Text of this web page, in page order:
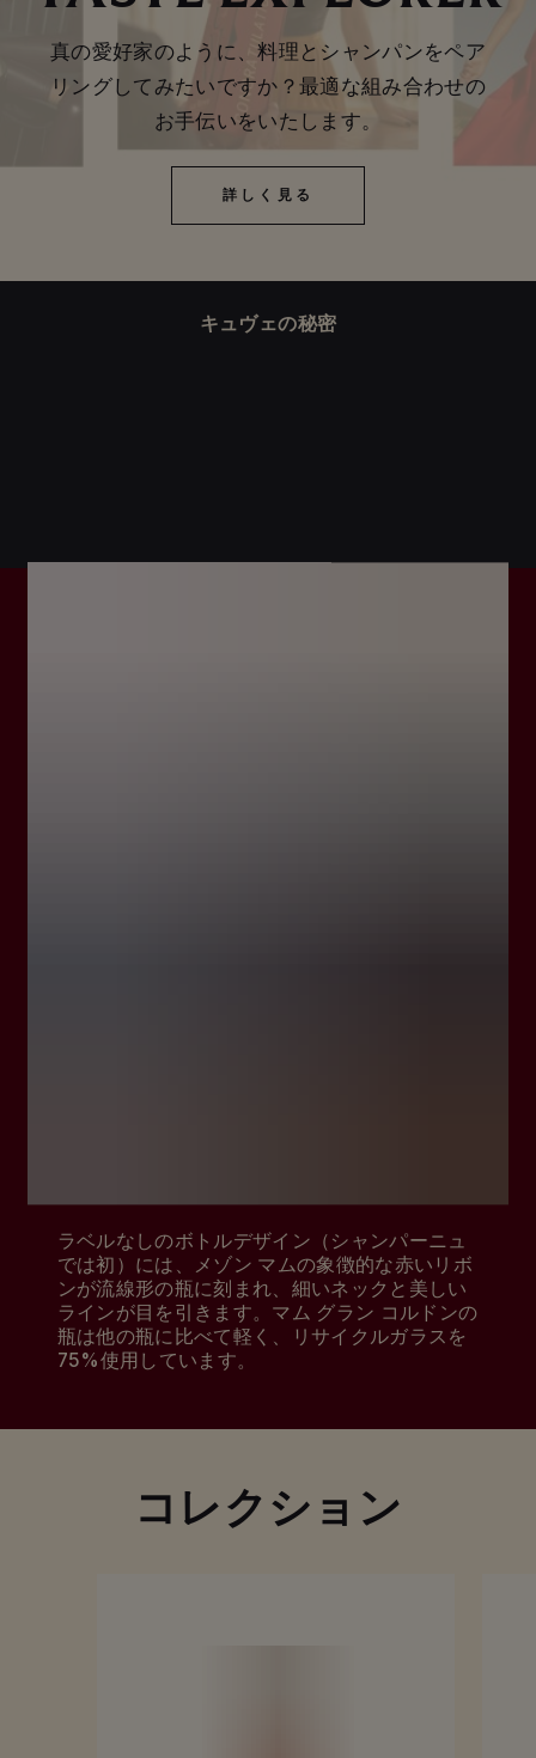
真の愛好家のように、料理とシャンパンをペア
リングしてみたいですか？最適な組み合わせの
お手伝いをいたします。
詳しく見る
詳しく見る
キュヴェの秘密
ラベルなしのボトルデザイン（シャンパーニュ
では初）には、メゾン マムの象徴的な赤いリボ
ンが流線形の瓶に刻まれ、細いネックと美しい
ラインが目を引きます。マム グラン コルドンの
瓶は他の瓶に比べて軽く、リサイクルガラスを
75%使用しています。
コレクション